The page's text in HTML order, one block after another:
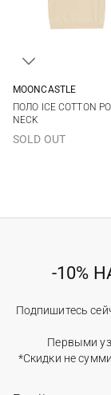
MOONCASTLE
ПОЛО ICE COTTON
NECK
SOLD OUT
-10%
Подпишитесь
Первыми
*Скидки не